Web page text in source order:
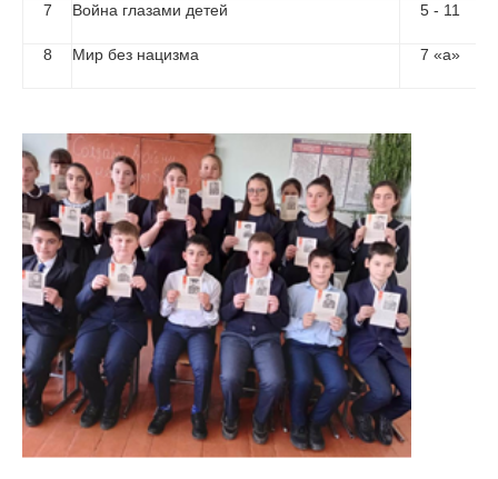
7 Война глазами детей 5 - 11
8 Мир без нацизма 7 «а»